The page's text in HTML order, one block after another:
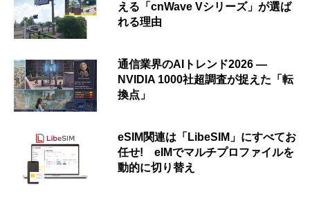
える「cnWave Vシリーズ」が選ば
れる理由
通信業界のAIトレンド2026 ―
NVIDIA 1000社超調査が捉えた「転
換点」
eSIM関連は「LibeSIM」にすべてお
任せ! eIMでマルチプロファイルを
動的に切り替え